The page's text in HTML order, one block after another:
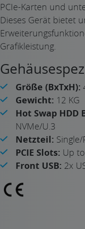
PCIe-Karten und
Dieses Gerät bietet
Grafikleistung.
Größe (BxTxH):
Gewicht: 12 KG
Hot Swap HDD
NVMe/U.3
Netzteil:
PCIE Slots: Up
Front USB: 2x